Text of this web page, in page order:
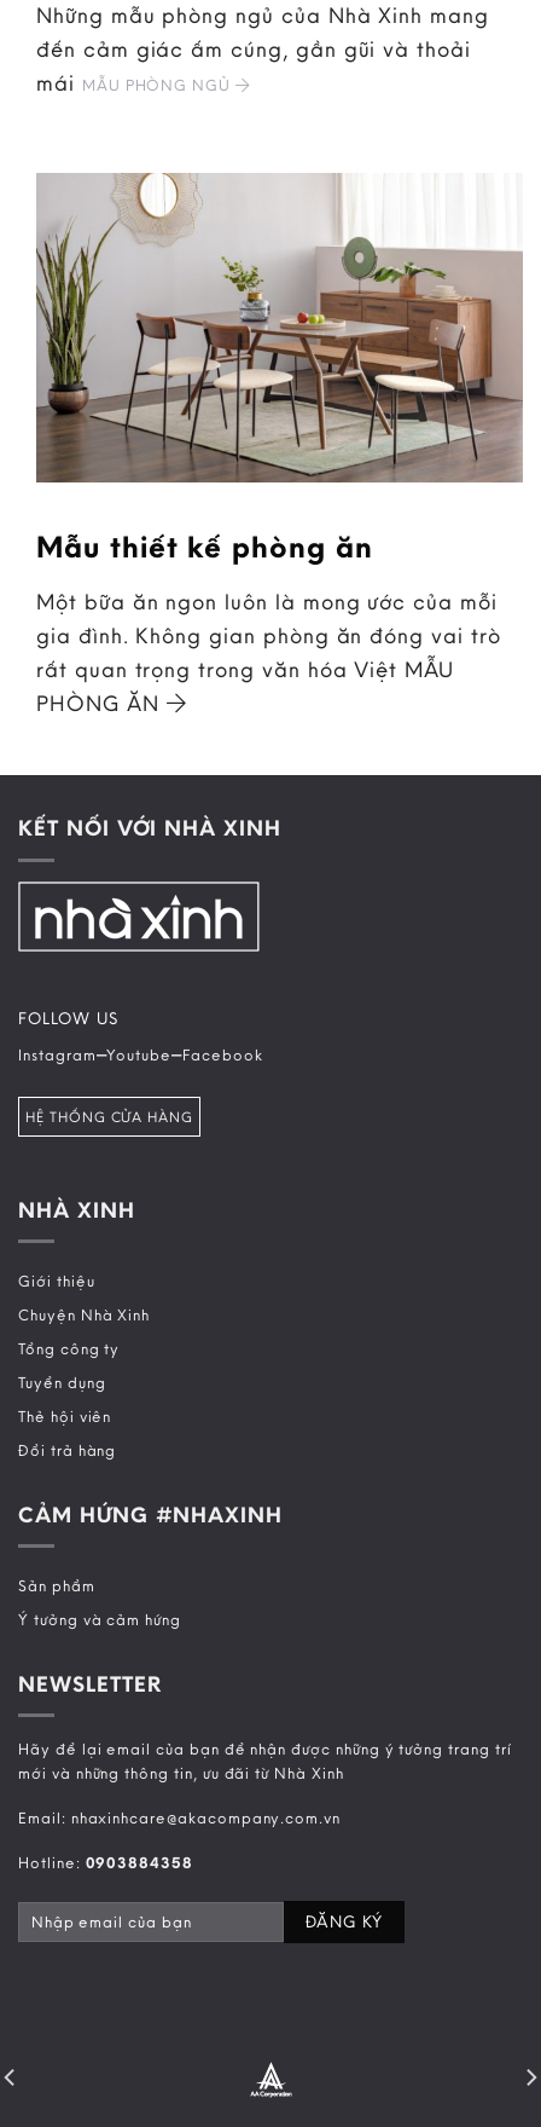
Những mẫu phòng ngủ của Nhà Xinh mang
đến cảm giác ấm cúng, gần gũi và thoải
mái MẪU PHÒNG NGỦ
Mẫu thiết kế phòng ăn
Một bữa ăn ngon luôn là mong ước của mỗi
gia đình. Không gian phòng ăn đóng vai trò
rất quan trọng trong văn hóa Việt MẪU
PHÒNG ĂN
KẾT NỐI VỚI NHÀ XINH
FOLLOW US
Instagram–Youtube–Facebook
HỆ THỐNG CỬA HÀNG
NHÀ XINH
Giới thiệu
Chuyện Nhà Xinh
Tổng công ty
Tuyển dụng
Thẻ hội viên
Đổi trả hàng
CẢM HỨNG #NHAXINH
Sản phẩm
Ý tưởng và cảm hứng
NEWSLETTER
Hãy để lại email của bạn để nhận được những ý tưởng trang trí
mới và những thông tin, ưu đãi từ Nhà Xinh
Email: nhaxinhcare@akacompany.com.vn
Hotline: 0903884358